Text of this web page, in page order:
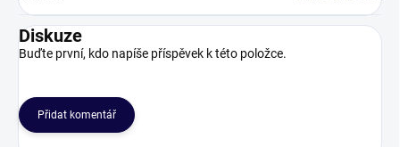
Diskuze
Buďte první, kdo napíše příspěvek k této položce.
Přidat komentář